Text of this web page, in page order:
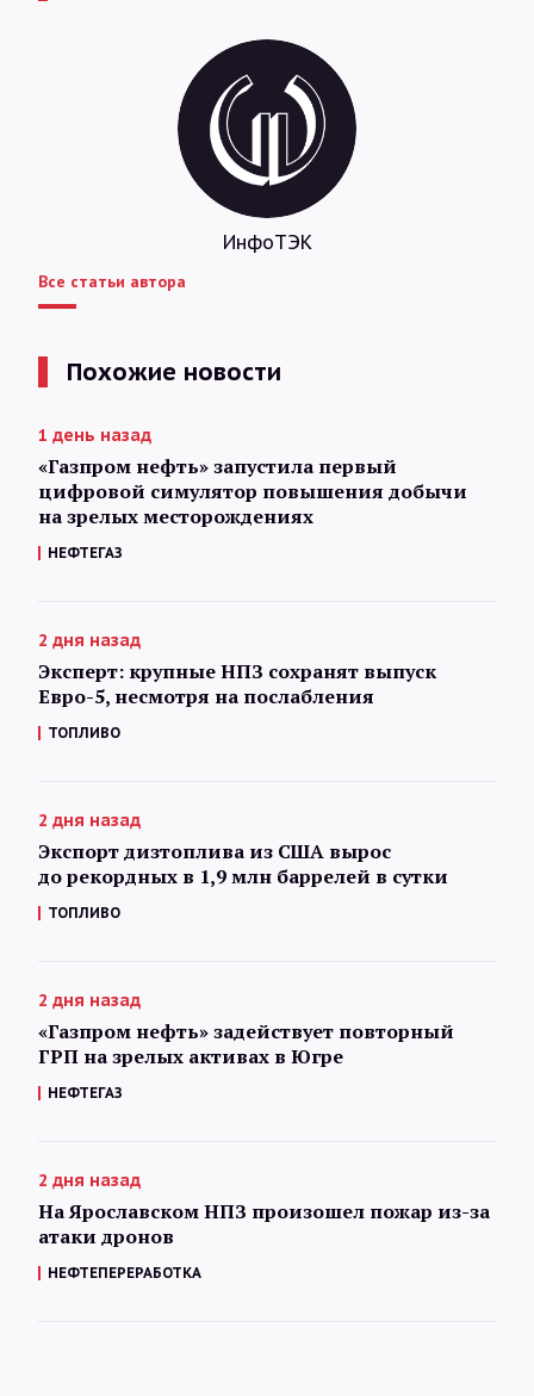
ИнфоТЭК
Все статьи автора
Похожие новости
1 день назад
«Газпром нефть» запустила первый
цифровой симулятор повышения добычи
на зрелых месторождениях
НЕФТЕГАЗ
2 дня назад
Эксперт: крупные НПЗ сохранят выпуск
Евро-5, несмотря на послабления
ТОПЛИВО
2 дня назад
Экспорт дизтоплива из США вырос
до рекордных в 1,9 млн баррелей в сутки
ТОПЛИВО
2 дня назад
«Газпром нефть» задействует повторный
ГРП на зрелых активах в Югре
НЕФТЕГАЗ
2 дня назад
На Ярославском НПЗ произошел пожар из-за
атаки дронов
НЕФТЕПЕРЕРАБОТКА